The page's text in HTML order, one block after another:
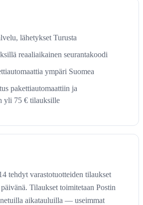
lähetykset Turusta
reaaliaikainen seurantakoodi
ympäri Suomea
pakettiautomaattiin ja
yli 75 € tilauksille
tehdyt varastotuotteiden tilaukset
Tilaukset toimitetaan Postin
aikatauluilla — useimmat